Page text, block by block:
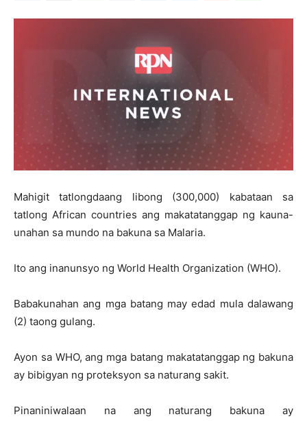
Mahigit tatlongdaang libong (300,000) kabataan sa
tatlong African countries ang makatatanggap ng kauna-
unahan sa mundo na bakuna sa Malaria.
Ito ang inanunsyo ng World Health Organization (WHO).
Babakunahan ang mga batang may edad mula dalawang
(2) taong gulang.
Ayon sa WHO, ang mga batang makatatanggap ng bakuna
ay bibigyan ng proteksyon sa naturang sakit.
Pinaniniwalaan na ang naturang bakuna ay